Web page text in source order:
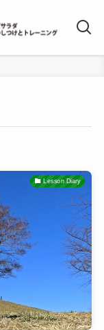
Lesson Diary